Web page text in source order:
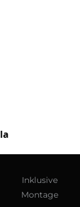
Inklusive
Montage